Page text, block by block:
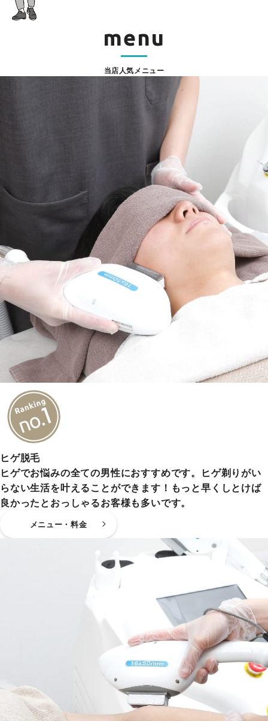
menu
当店人気メニュー
ヒゲ脱毛
ヒゲでお悩みの全ての男性におすすめです。ヒゲ剃りがい
らない生活を叶えることができます！もっと早くしとけば
良かったとおっしゃるお客様も多いです。
メニュー・料金